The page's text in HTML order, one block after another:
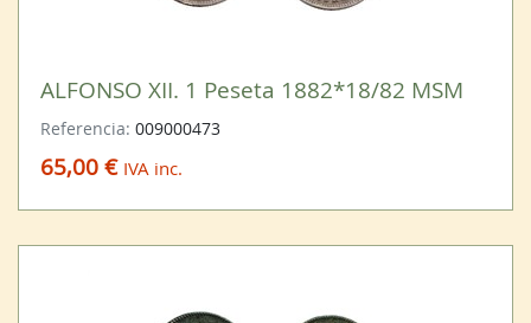
ALFONSO XII. 1 Peseta 1882*18/82 MSM
Referencia: 009000473
65,00 € IVA inc.